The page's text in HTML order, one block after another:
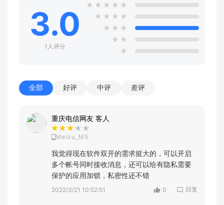
3.0
1人评分
★ ★ ★ ★ ★
★ ★ ★ ★
★ ★ ★
★ ★
★
全部 好评 中评 差评
重庆电信网友 客人
Meizu_M5
我觉得现在软件双开的需求挺大的，可以开启
多个帐号同时接收消息，还可以给有隐私需要
保护的应用加锁，私密性还不错
2022/3/21 10:52:51 0 回复